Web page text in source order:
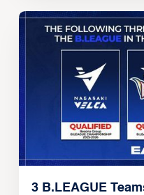
3 B.LEAGUE